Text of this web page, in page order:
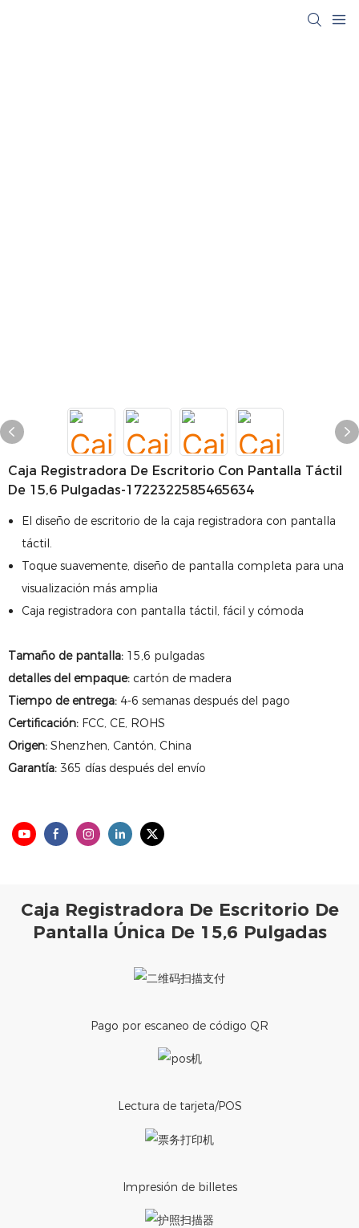
Caja Registradora De Escritorio Con Pantalla Táctil
De 15,6 Pulgadas-1722322585465634
El diseño de escritorio de la caja registradora con pantalla
táctil.
Toque suavemente, diseño de pantalla completa para una
visualización más amplia
Caja registradora con pantalla táctil, fácil y cómoda
Tamaño de pantalla: 15,6 pulgadas
detalles del empaque: cartón de madera
Tiempo de entrega: 4-6 semanas después del pago
Certificación: FCC, CE, ROHS
Origen: Shenzhen, Cantón, China
Garantía: 365 días después del envío
Caja Registradora De Escritorio De
Pantalla Única De 15,6 Pulgadas
Pago por escaneo de código QR
Lectura de tarjeta/POS
Impresión de billetes